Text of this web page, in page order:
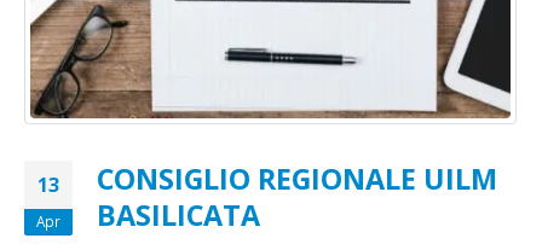
13
Apr
CONSIGLIO REGIONALE UILM
BASILICATA